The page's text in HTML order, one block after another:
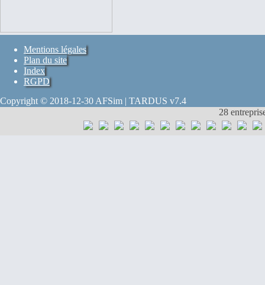
Mentions légales
Plan du site
Index
RGPD
Copyright © 2018-12-30 AFSim | TARDUS v7.4
28